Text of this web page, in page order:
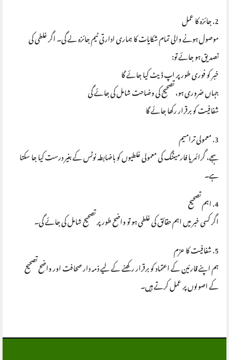
2. جائزہ کا عمل
موصول ہونے والی تمام شکایات کا ہماری ادارتی ٹیم جائزہ لے گی۔ اگر غلطی کی
تصدیق ہو جائے تو:
خبر کو فوری طور پر اپ ڈیٹ کیا جائے گا
جہاں ضروری ہو، تصحیح کی وضاحت شامل کی جائے گی
شفافیت کو برقرار رکھا جائے گا
3. معمولی ترامیم
ہجے، گرائمر یا فارمیٹنگ کی معمولی غلطیوں کو باضابطہ نوٹس کے بغیر درست کیا جا سکتا
ہے۔
4. اہم تصحیح
اگر کسی خبر میں اہم حقائق کی غلطی ہو تو واضح طور پر تصحیح شامل کی جائے گی۔
5. شفافیت کا عزم
ہم اپنے قارئین کے اعتماد کو برقرار رکھنے کے لیے ذمہ دار صحافت اور واضح تصحیح
کے اصولوں پر عمل کرتے ہیں۔